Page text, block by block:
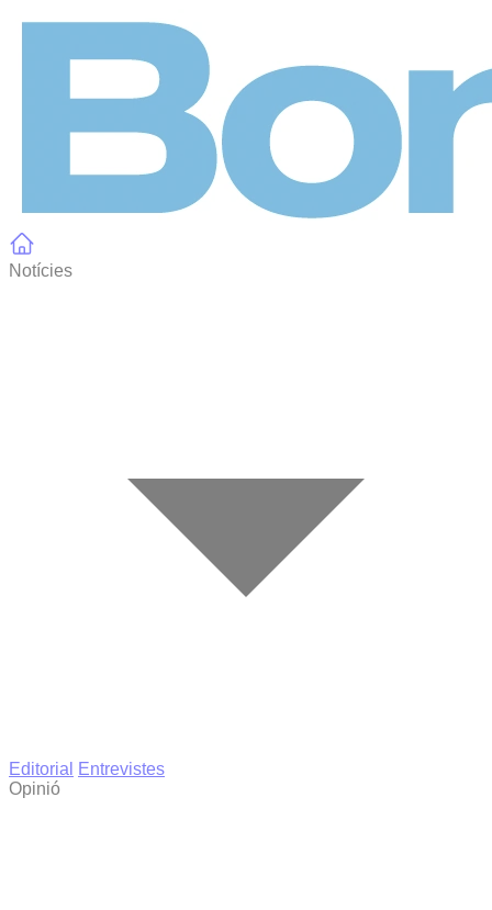
Notícies
Editorial
Entrevistes
Opinió